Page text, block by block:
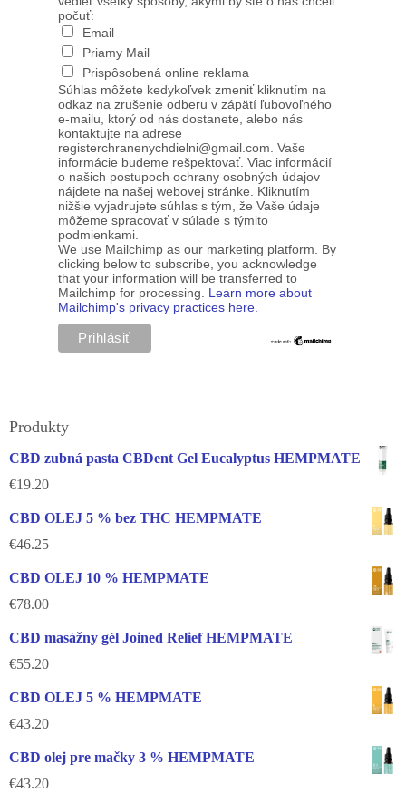
počuť:
Email
Priamy Mail
Prispôsobená online reklama
Súhlas môžete kedykoľvek zmeniť kliknutím na
odkaz na zrušenie odberu v zápätí ľubovoľného
e-mailu, ktorý od nás dostanete, alebo nás
kontaktujte na adrese
registerchranenychdielni@gmail.com. Vaše
informácie budeme rešpektovať. Viac informácií
o našich postupoch ochrany osobných údajov
nájdete na našej webovej stránke. Kliknutím
nižšie vyjadrujete súhlas s tým, že Vaše údaje
môžeme spracovať v súlade s týmito
podmienkami.
We use Mailchimp as our marketing platform. By
clicking below to subscribe, you acknowledge
that your information will be transferred to
Mailchimp for processing. Learn more about
Mailchimp's privacy practices here.
Produkty
CBD zubná pasta CBDent Gel Eucalyptus HEMPMATE
€19.20
CBD OLEJ 5 % bez THC HEMPMATE
€46.25
CBD OLEJ 10 % HEMPMATE
€78.00
CBD masážny gél Joined Relief HEMPMATE
€55.20
CBD OLEJ 5 % HEMPMATE
€43.20
CBD olej pre mačky 3 % HEMPMATE
€43.20